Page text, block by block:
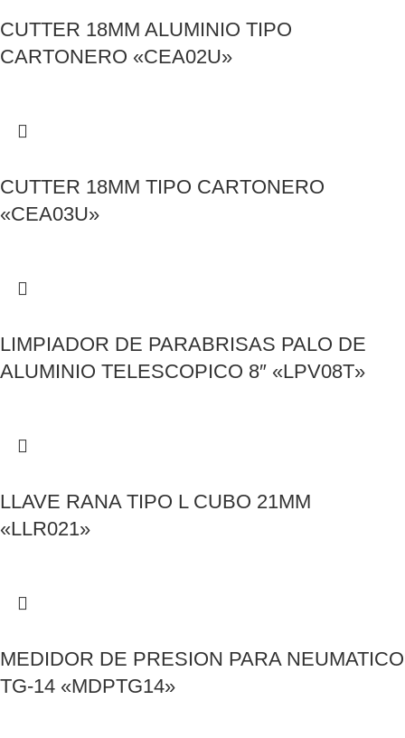
CUTTER 18MM ALUMINIO TIPO
CARTONERO «CEA02U»
CUTTER 18MM TIPO CARTONERO
«CEA03U»
LIMPIADOR DE PARABRISAS PALO DE
ALUMINIO TELESCOPICO 8″ «LPV08T»
LLAVE RANA TIPO L CUBO 21MM
«LLR021»
MEDIDOR DE PRESION PARA NEUMATICO
TG-14 «MDPTG14»